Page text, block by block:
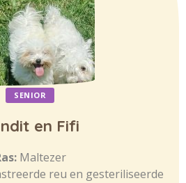
SENIOR
en Fifi
Maltezer
reu en gesteriliseerde